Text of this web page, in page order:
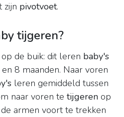
zijn pivotvoet.
tijgeren?
op de buik: dit leren baby's
8 maanden. Naar voren
leren gemiddeld tussen
naar voren te tijgeren op
armen voort te trekken